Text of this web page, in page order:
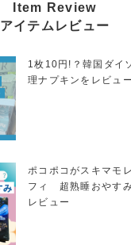
Item Review
アイテムレビュー
1枚10円!？韓国ダイ
理ナプキンをレビュー
ポコポコがスキマモ
フィ 超熟睡おやすみ
レビュー